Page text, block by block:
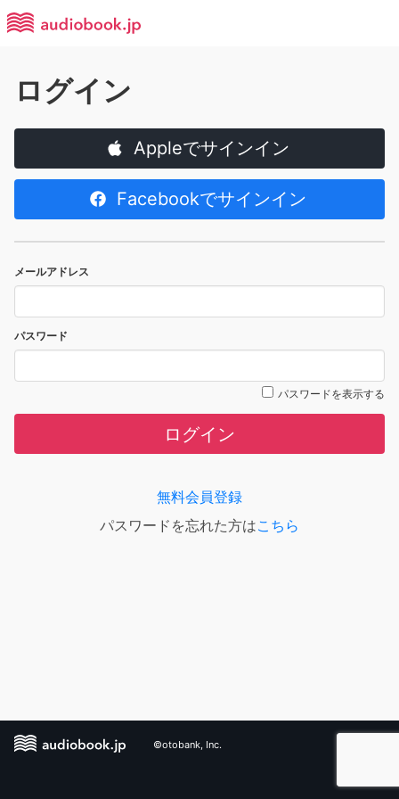
ログイン
Appleでサインイン
Facebookでサインイン
メールアドレス
パスワード
パスワードを表示する
ログイン
無料会員登録
パスワードを忘れた方はこちら
©otobank, Inc.